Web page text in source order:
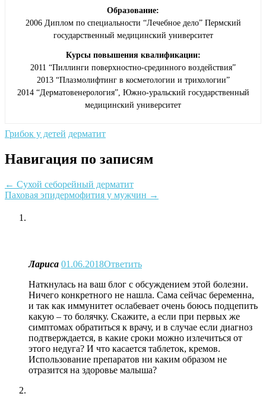
Образование:
2006 Диплом по специальности “Лечебное дело” Пермский
государственный медицинский университет
Курсы повышения квалификации:
2011 “Пиллинги поверхностно-срединного воздействия”
2013 “Плазмолифтинг в косметологии и трихологии”
2014 “Дерматовенерология”, Южно-уральский государственный
медицинский университет
Грибок у детей дерматит
Навигация по записям
← Сухой себорейный дерматит
Паховая эпидермофития у мужчин →
Лариса 01.06.2018Ответить
Наткнулась на ваш блог с обсуждением этой болезни.
Ничего конкретного не нашла. Сама сейчас беременна,
и так как иммунитет ослабевает очень боюсь подцепить
какую – то болячку. Скажите, а если при первых же
симптомах обратиться к врачу, и в случае если диагноз
подтверждается, в какие сроки можно излечиться от
этого недуга? И что касается таблеток, кремов.
Использование препаратов ни каким образом не
отразится на здоровье малыша?